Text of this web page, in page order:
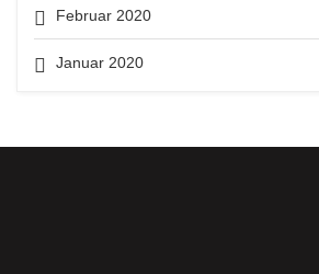
Februar 2020
Januar 2020